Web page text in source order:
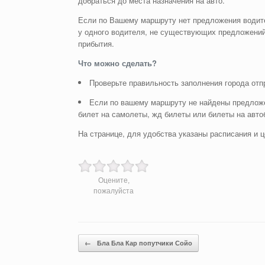
Если по Вашему маршруту нет предложения
у одного водителя, не существующих
прибытия.
Что можно сделать?
Проверьте правильность заполнения города
Если по вашему маршруту не найдены
билет на самолеты, жд билеты или билеты на
На странице, для удобства указаны расписания и
Оцените,
пожалуйста
Post navigation
← Бла Бла Кар попутчики Сойо